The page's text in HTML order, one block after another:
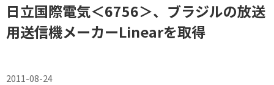
日立国際電気＜6756＞、ブラジルの放送
用送信機メーカーLinearを取得
2011-08-24